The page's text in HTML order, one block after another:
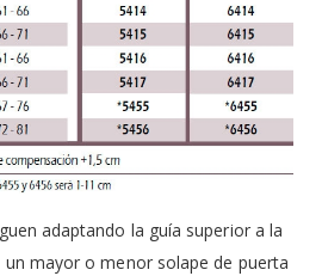
adaptando la guía superior a la
mayor o menor solape de puerta